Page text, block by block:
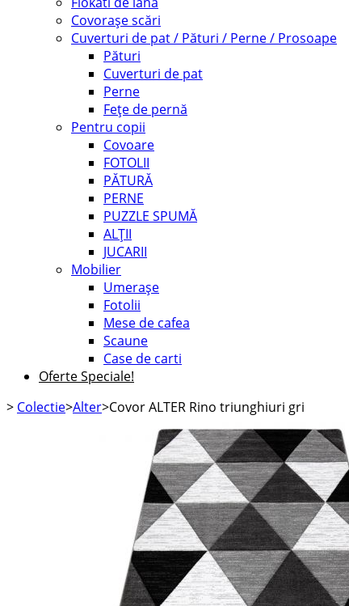
Covorașe scări
Cuverturi de pat / Pături / Perne / Prosoape
Pături
Cuverturi de pat
Perne
Fețe de pernă
Pentru copii
Covoare
FOTOLII
PĂTURĂ
PERNE
PUZZLE SPUMĂ
ALȚII
JUCARII
Mobilier
Umerașe
Fotolii
Mese de cafea
Scaune
Case de carti
Oferte Speciale!
> Colectie>Alter>Covor ALTER Rino triunghiuri gri